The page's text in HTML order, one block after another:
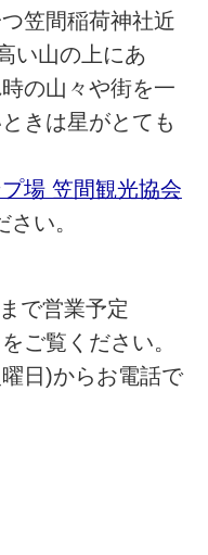
笠間稲荷神社近
い山の上にあ
の山々や街を一
きは星がとても
場 笠間観光協会
い。
で営業予定
ご覧ください。
日)からお電話で